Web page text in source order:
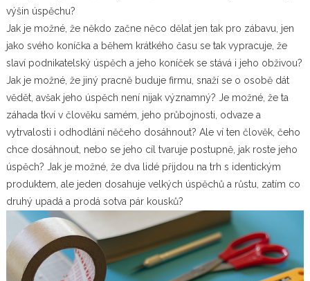
výšin úspěchu?
Jak je možné, že někdo začne něco dělat jen tak pro zábavu, jen
jako svého koníčka a během krátkého času se tak vypracuje, že
slaví podnikatelský úspěch a jeho koníček se stává i jeho obživou?
Jak je možné, že jiný pracně buduje firmu, snaží se o osobě dát
vědět, avšak jeho úspěch není nijak významný? Je možné, že ta
záhada tkví v člověku samém, jeho průbojnosti, odvaze a
vytrvalosti i odhodlání něčeho dosáhnout? Ale ví ten člověk, čeho
chce dosáhnout, nebo se jeho cíl tvaruje postupně, jak roste jeho
úspěch? Jak je možné, že dva lidé přijdou na trh s identickým
produktem, ale jeden dosahuje velkých úspěchů a růstu, zatím co
druhý upadá a prodá sotva pár kousků?